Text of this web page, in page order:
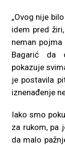
„Ovog nije
idem pred
neman
Bagarić da
pokazuje
je postavila
iznenađenje
Iako smo
za rukom, pa
da malo